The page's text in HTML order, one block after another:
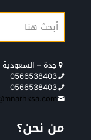
جدة – السعودية
0566538403
0566538403
من نحن؟